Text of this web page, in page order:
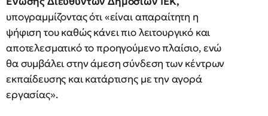
υπογραμμίζοντας ότι «είναι απαραίτητη η
ψήφιση του καθώς κάνει πιο λειτουργικό και
αποτελεσματικό το προηγούμενο πλαίσιο, ενώ
θα συμβάλει στην άμεση σύνδεση των κέντρων
εκπαίδευσης και κατάρτισης με την αγορά
εργασίας».